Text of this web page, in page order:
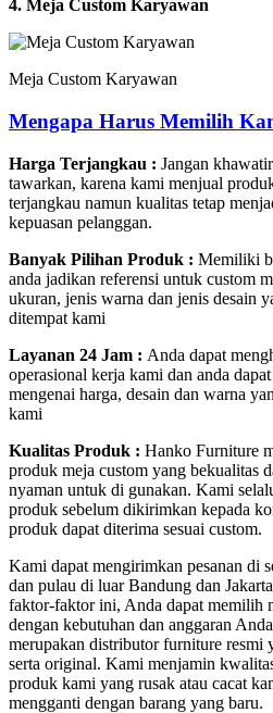
4. Meja Custom Karyawan
Meja Custom Karyawan
Mengapa Harus Memilih
Harga Terjangkau : Jangan
tawarkan, karena kami menjual
terjangkau namun kualitas tetap
kepuasan pelanggan.
Banyak Pilihan Produk : Memiliki
anda jadikan referensi untuk custom
ukuran, jenis warna dan jenis desain
ditempat kami
Layanan 24 Jam : Anda dapat
operasional kerja kami dan anda
mengenai harga, desain dan warna
kami
Kualitas Produk : Hanko Furniture
produk meja custom yang bekualitas
nyaman untuk di gunakan. Kami
produk sebelum dikirimkan kepada
produk dapat diterima sesuai custom.
Kami dapat mengirimkan pesanan di
dan pulau di luar Bandung dan
faktor-faktor ini, Anda dapat memilih
dengan kebutuhan dan anggaran
merupakan distributor furniture resmi
serta original. Kami menjamin
produk kami yang rusak atau cacat
mengganti dengan barang yang baru.